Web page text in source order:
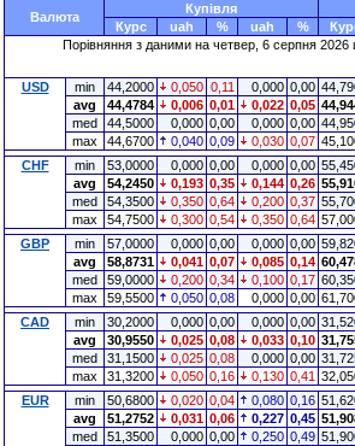
Валюта
Купівля
Курс
uah % uah %
Порівняння з даними на четвер, 6 серпня
USD min 44,2000 0,050 0,11 0,000 0,00
avg
44,4784 0,006 0,01 0,022 0,05
med
44,5000 0,000 0,00 0,000 0,00
max
44,6700 0,040 0,09 0,030 0,07
CHF
min 53,0000 0,000 0,00 0,000 0,00
avg
54,2450 0,193 0,35 0,144 0,26
med
54,3500 0,350 0,64 0,200 0,37
max
54,7500 0,300 0,54 0,350 0,64
GBP
min 57,0000 0,000 0,00 0,000 0,00
avg
58,8731 0,041 0,07 0,085 0,14
med
59,0000 0,200 0,34 0,100 0,17
max
59,5500 0,050 0,08 0,000 0,00
CAD
min 30,2000 0,000 0,00 0,000 0,00
avg
30,9550 0,025 0,08 0,033 0,10
med
31,1500 0,025 0,08 0,000 0,00
max
31,3200 0,050 0,16 0,130 0,41
EUR
min 50,6800 0,020 0,04 0,080 0,16
avg
51,2752 0,031 0,06 0,227 0,45
med
51,3500 0,000 0,00 0,250 0,49